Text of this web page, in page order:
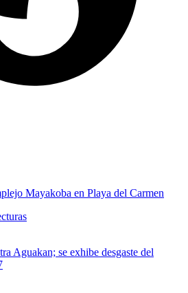
Mayakoba en Playa del Carmen
Aguakan; se exhibe desgaste del